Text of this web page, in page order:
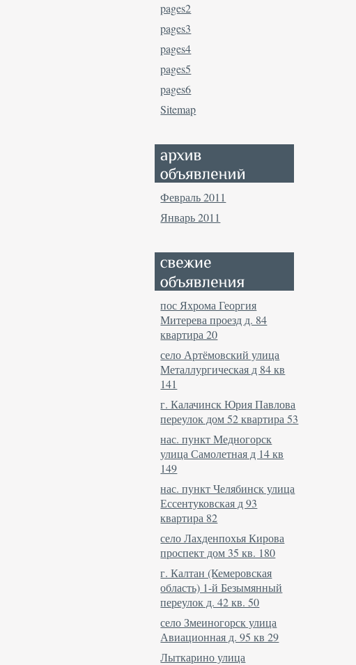
pages2
pages3
pages4
pages5
pages6
Sitemap
Февраль 2011
Январь 2011
пос Яхрома Георгия
Митерева проезд д. 84
квартира 20
село Артёмовский улица
Металлургическая д 84 кв
141
г. Калачинск Юрия Павлова
переулок дом 52 квартира 53
нас. пункт Медногорск
улица Самолетная д 14 кв
149
нас. пункт Челябинск улица
Ессентуковская д 93
квартира 82
село Лахденпохья Кирова
проспект дом 35 кв. 180
г. Калтан (Кемеровская
область) 1-й Безымянный
переулок д. 42 кв. 50
село Змеиногорск улица
Авиационная д. 95 кв 29
Лыткарино улица